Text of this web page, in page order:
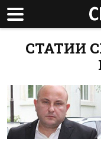
СТАТИИ